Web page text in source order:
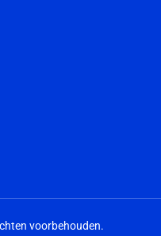
voorbehouden.